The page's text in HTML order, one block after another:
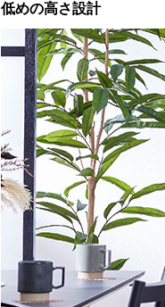
低めの高さ設計